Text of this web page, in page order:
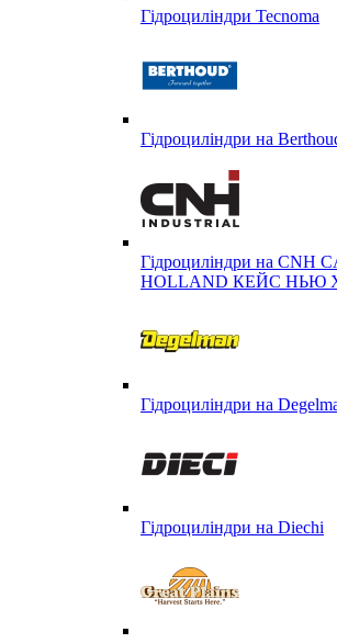
Гідроциліндри Tecnoma
Гідроциліндри на
Гідроциліндри на CNH
HOLLAND КЕЙС НЬЮ
Гідроциліндри на
Гідроциліндри на Diechi